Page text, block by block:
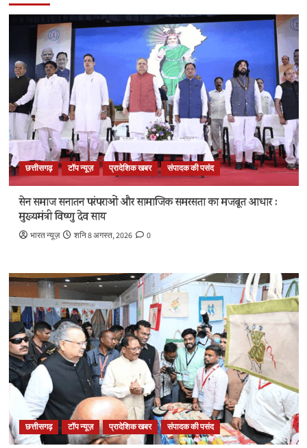
छत्तीसगढ़ टॉप न्यूज़ प्रादेशिक खबर संपादक की पसंद
सेन समाज सनातन परंपराओं और सामाजिक समरसता का मजबूत आधार :
मुख्यमंत्री विष्णु देव साय
भारत न्यूज़ शनि 8 अगस्त, 2026 0
छत्तीसगढ़ टॉप न्यूज़ प्रादेशिक खबर संपादक की पसंद